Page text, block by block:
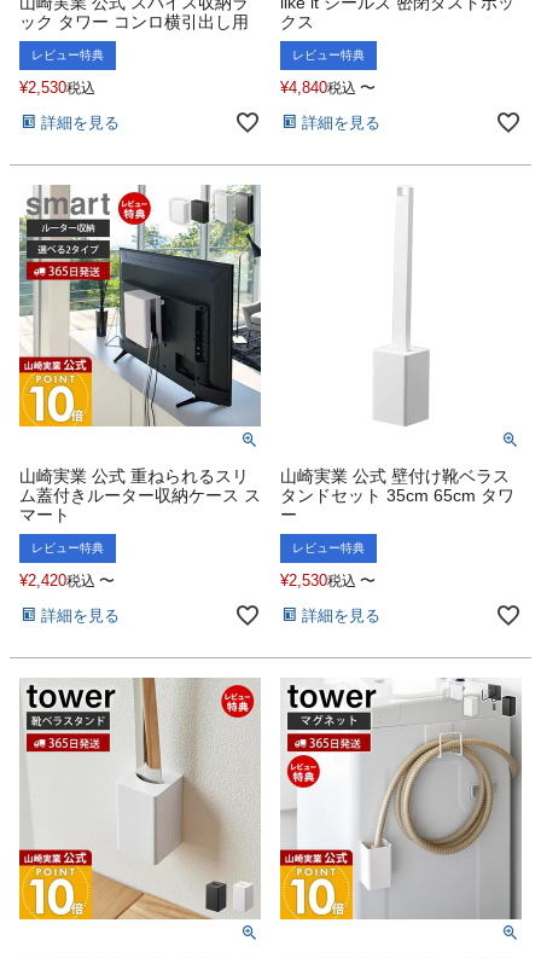
ック タワー コンロ横引出し用
レビュー特典
¥2,530税込
詳細を見る
クス
レビュー特典
¥4,840税込 〜
詳細を見る
山崎実業 公式 重ねられるスリ
ム蓋付きルーター収納ケース ス
マート
レビュー特典
¥2,420税込 〜
詳細を見る
山崎実業 公式 壁付け靴ベラス
タンドセット 35cm 65cm タワ
ー
レビュー特典
¥2,530税込 〜
詳細を見る